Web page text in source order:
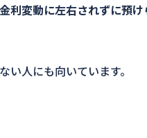
利変動に左右されずに預
人にも向いています。